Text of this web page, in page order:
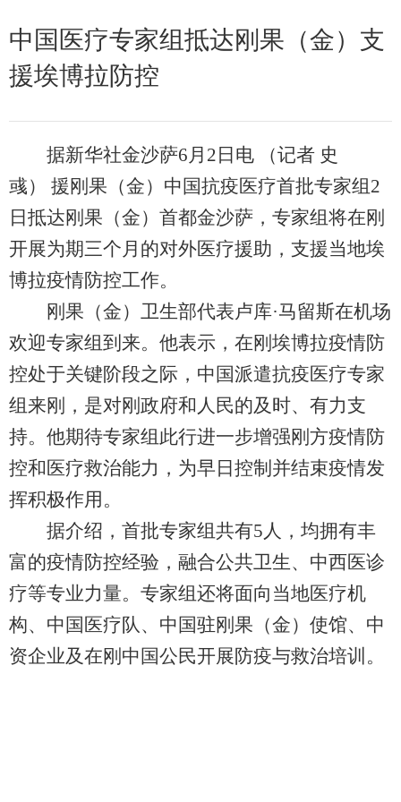
中国医疗专家组抵达刚果（金）支
援埃博拉防控
据新华社金沙萨6月2日电 （记者 史
彧） 援刚果（金）中国抗疫医疗首批专家组2
日抵达刚果（金）首都金沙萨，专家组将在刚
开展为期三个月的对外医疗援助，支援当地埃
博拉疫情防控工作。
刚果（金）卫生部代表卢库·马留斯在机场
欢迎专家组到来。他表示，在刚埃博拉疫情防
控处于关键阶段之际，中国派遣抗疫医疗专家
组来刚，是对刚政府和人民的及时、有力支
持。他期待专家组此行进一步增强刚方疫情防
控和医疗救治能力，为早日控制并结束疫情发
挥积极作用。
据介绍，首批专家组共有5人，均拥有丰
富的疫情防控经验，融合公共卫生、中西医诊
疗等专业力量。专家组还将面向当地医疗机
构、中国医疗队、中国驻刚果（金）使馆、中
资企业及在刚中国公民开展防疫与救治培训。